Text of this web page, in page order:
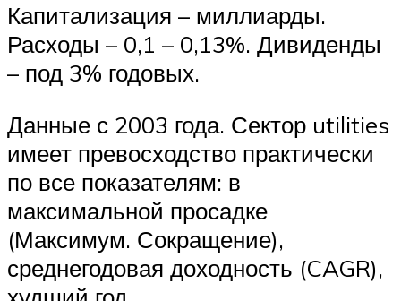
Капитализация – миллиарды.
Расходы – 0,1 – 0,13%. Дивиденды
– под 3% годовых.
Данные с 2003 года. Сектор utilities
имеет превосходство практически
по все показателям: в
максимальной просадке
(Максимум. Сокращение),
среднегодовая доходность (CAGR),